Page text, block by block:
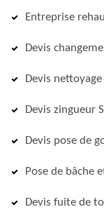
Entreprise
Devis
Devis
Devis zingueur
Devis pose de
Pose de bâche
Devis fuite de